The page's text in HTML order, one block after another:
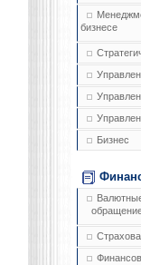
бизнесе
Бизнес